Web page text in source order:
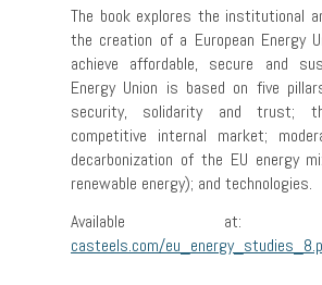
The book explores the institutional
the creation of a European Energy
achieve affordable, secure and
Energy Union is based on five
security, solidarity and trust;
competitive internal market;
decarbonization of the EU energy
renewable energy); and technologies.
Available
casteels.com/